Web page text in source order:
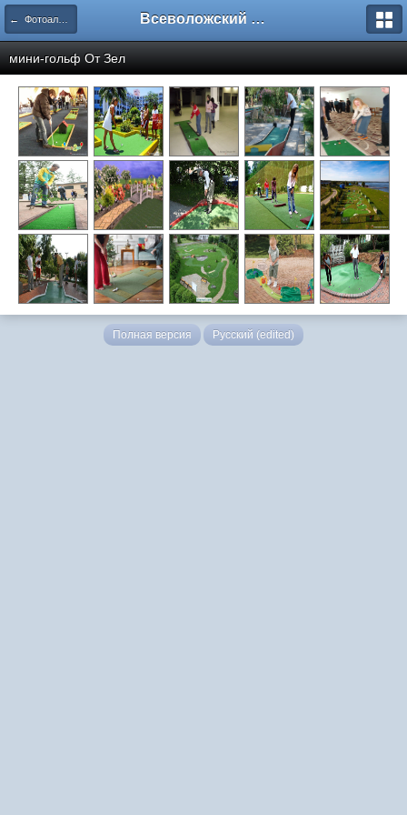
← Фотоальбомы пользователей Всеволожский форум
мини-гольф ОтЗел
Полная версия Русский (edited)